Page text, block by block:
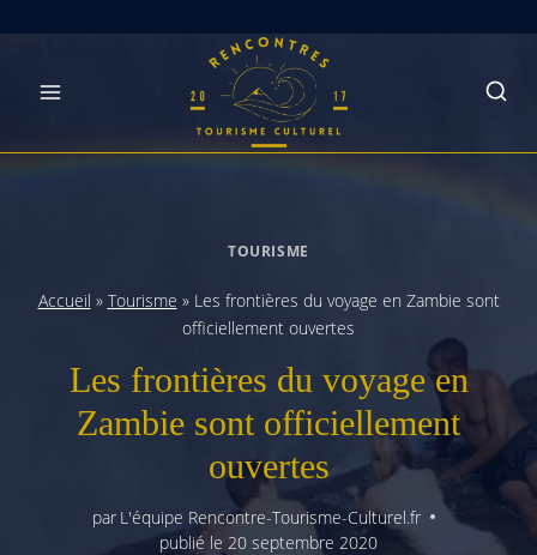
TOURISME
Accueil » Tourisme » Les frontières du voyage en Zambie sont
officiellement ouvertes
Les frontières du voyage en
Zambie sont officiellement
ouvertes
par L'équipe Rencontre-Tourisme-Culturel.fr
publié le 20 septembre 2020